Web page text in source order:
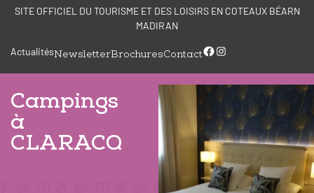
Panneau de gestion des cookies
AllerSITE OFFICIEL DU TOURISME ET DES LOISIRS EN COTEAUX BÉARN
MADIRAN
ActualitésNewsletterBrochuresContactFacebook
Instagram
Campings
à
CLARACQ